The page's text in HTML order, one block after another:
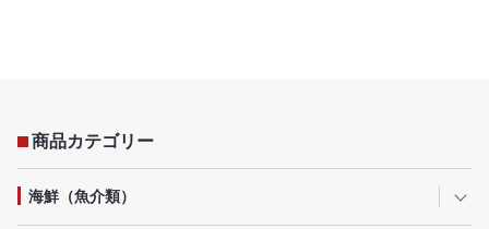
商品カテゴリー
海鮮（魚介類）